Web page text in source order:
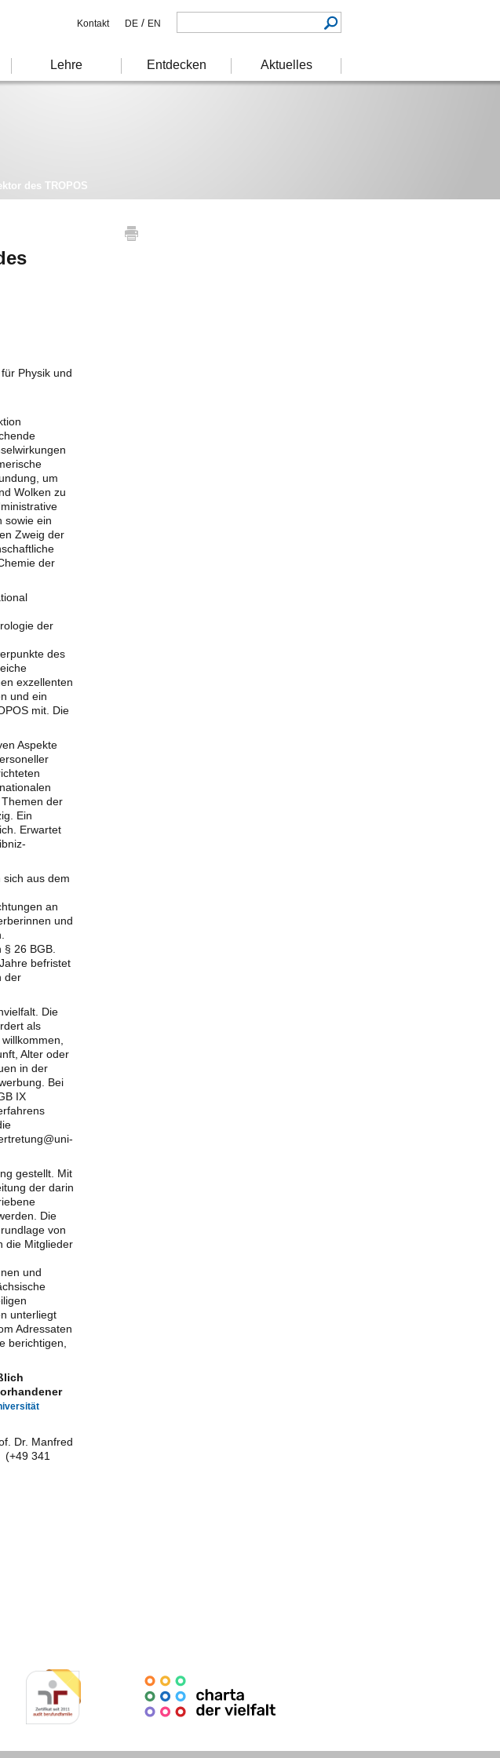
des TROPOS
Physik und
um
Wolken zu
sowie ein
Zweig der
der
der
des
exzellenten
und ein
mit. Die
Aspekte
der
Ein
Erwartet
aus dem
an
und
26 BGB.
befristet
der
Die
als
Alter oder
in der
Bei
IX
gestellt. Mit
der darin
Die
von
die Mitglieder
und
unterliegt
Adressaten
berichtigen,
Dr. Manfred
(+49 341
Lehre Entdecken Aktuelles
Kontakt DE / EN